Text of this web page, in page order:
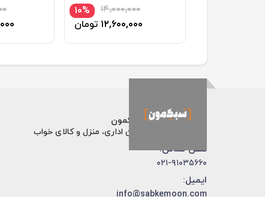
۱۰% ۱۴,۰۰۰,۰۰۰
۱۲,۶۰۰,۰۰۰ تومان
فروشگاه اینترنتی سبکمون
فروش تخصصی مبلمان اداری، منزل و کالای خواب
تلفن تماس:
۰۲۱-۹۱۰۳۵۶۶۰
ایمیل:
info@sabkemoon.com